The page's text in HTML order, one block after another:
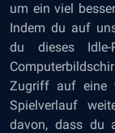
um ein viel
Indem du auf
du dieses
Zugriff auf eine
Spielverlauf
davon, dass du